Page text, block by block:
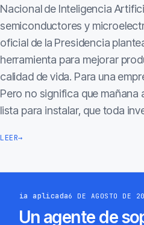
Nacional de Inteligencia
semiconductores y
oficial de la Presidencia
herramienta para mejorar
calidad de vida. Para una
Pero no significa que mañana
lista para instalar, que toda
LEER→
ia aplicada6 DE AGOSTO DE
Un agente de